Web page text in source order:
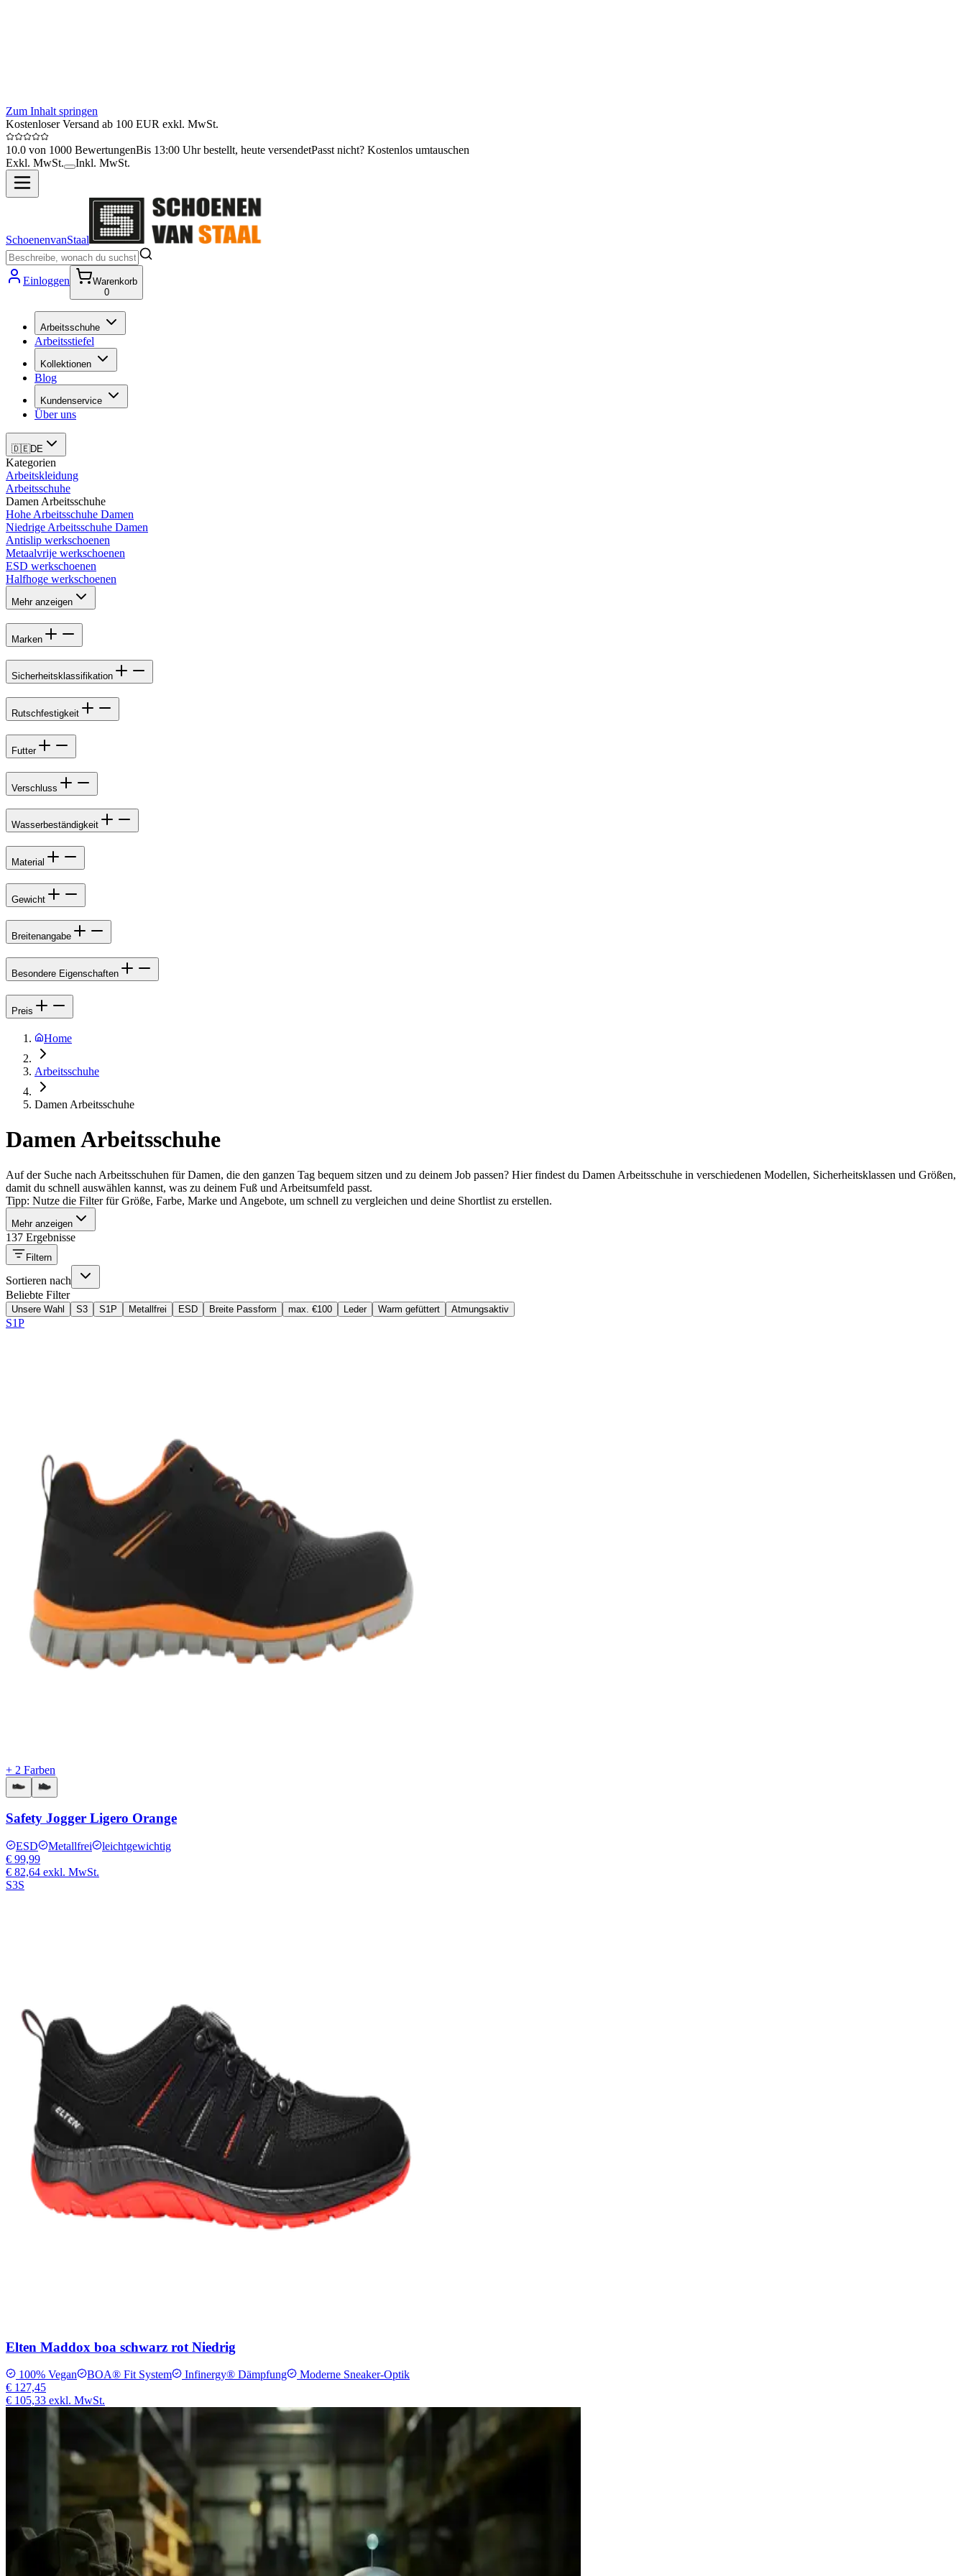
Zum Inhalt springen
Kostenloser Versand ab 100 EUR exkl. MwSt.
10.0 von 1000 BewertungenBis 13:00 Uhr bestellt, heute versendetPasst nicht? Kostenlos umtauschen
Exkl. MwSt.
Inkl. MwSt.
SchoenenvanStaal
Einloggen
Warenkorb
0
Arbeitsschuhe
Arbeitsstiefel
Kollektionen
Blog
Kundenservice
Über uns
🇩🇪DE
Kategorien
Arbeitskleidung
Arbeitsschuhe
Damen Arbeitsschuhe
Hohe Arbeitsschuhe Damen
Niedrige Arbeitsschuhe Damen
Antislip werkschoenen
Metaalvrije werkschoenen
ESD werkschoenen
Halfhoge werkschoenen
Mehr anzeigen
Marken
Sicherheitsklassifikation
Rutschfestigkeit
Futter
Verschluss
Wasserbeständigkeit
Material
Gewicht
Breitenangabe
Besondere Eigenschaften
Preis
Home
Arbeitsschuhe
Damen Arbeitsschuhe
Damen Arbeitsschuhe
Auf der Suche nach Arbeitsschuhen für Damen, die den ganzen Tag bequem sitzen und zu deinem Job passen? Hier findest du Damen Arbeitsschuhe in verschiedenen Modellen, Sicherheitsklassen und Größen,
damit du schnell auswählen kannst, was zu deinem Fuß und Arbeitsumfeld passt.
Tipp: Nutze die Filter für Größe, Farbe, Marke und Angebote, um schnell zu vergleichen und deine Shortlist zu erstellen.
Mehr anzeigen
137 Ergebnisse
Filtern
Sortieren nach
Beliebte Filter
Unsere Wahl S3 S1P Metallfrei ESD Breite Passform max. €100 Leder Warm gefüttert Atmungsaktiv
S1P
+ 2 Farben
Safety Jogger Ligero Orange
ESD Metallfrei
leichtgewichtig
€ 99,99
€ 82,64 exkl. MwSt.
S3S
Elten Maddox boa schwarz rot Niedrig
100% Vegan BOA® Fit System Infinergy® Dämpfung
Moderne Sneaker-Optik
€ 127,45
€ 105,33 exkl. MwSt.